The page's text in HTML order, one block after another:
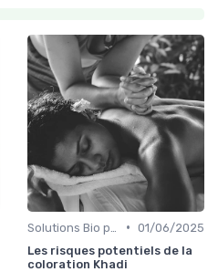
• 01/06/2025
Les risques potentiels de la
coloration Khadi